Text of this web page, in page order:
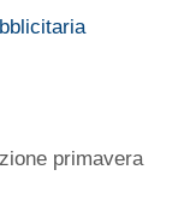
primavera